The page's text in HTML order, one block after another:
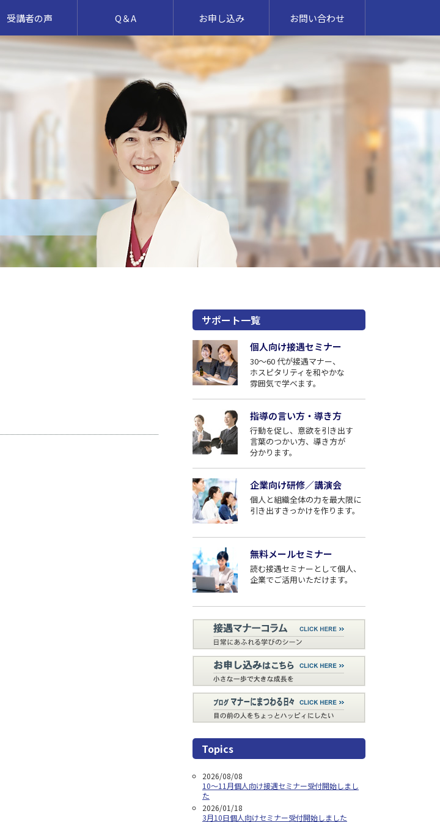
サポート一覧
個人向け接遇セミナー
30〜60 代が接遇マナー、
ホスピタリティを和やかな
雰囲気で学べます。
指導の⾔い⽅・導き⽅
⾏動を促し、意欲を引き出す
⾔葉のつかい⽅、導き⽅が
分かります。
企業向け研修／講演会
個⼈と組織全体の⼒を最⼤限に
引き出すきっかけを作ります。
無料メールセミナー
読む接遇セミナーとして個⼈、
企業でご活用いただけます。
Topics
2026/08/08
10～11月個人向け接遇セミナー受付開始しまし
た
2026/01/18
3月10日個人向けセミナー受付開始しました
受講者の声 Q＆A お申し込み お問い合わせ